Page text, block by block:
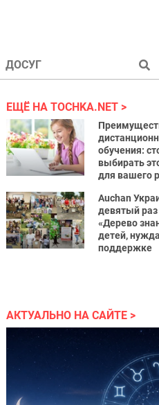
ДОСУГ
2022
ЕЩЁ НА TOCHKA.NET
обучения:
выбирать
для вашего
Auchan
девятый
«Дерево
детей,
поддержке
АКТУАЛЬНО НА САЙТЕ